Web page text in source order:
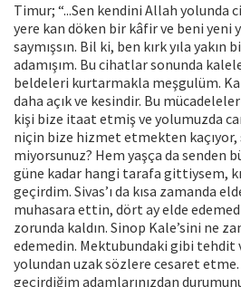
Timur; “...Sen kendini Allah yolunda
yere kan döken bir kâfir ve beni yeni
saymışsın. Bil ki, ben kırk yıla
adamışım. Bu cihatlar sonunda
beldeleri kurtarmakla meşgulüm.
daha açık ve kesindir. Bu mücadeleler
kişi bize itaat etmiş ve yolumuzda
niçin bize hizmet etmekten
miyorsunuz? Hem yaşça da senden
güne kadar hangi tarafa gittiysem,
geçirdim. Sivas’ı da kısa zamanda
muhasara ettin, dört ay elde
zorunda kaldın. Sinop Kale’sini ne
edemedin. Mektubundaki gibi tehdit
yolundan uzak sözlere cesaret etme.
geçirdiğim adamlarınızdan